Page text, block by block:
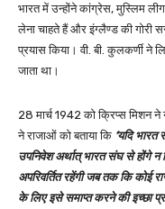
भारत में उन्होंने कांग्रेस, मुस्लिम लीग
लेना चाहते हैं और इंग्लैण्ड की गोरी
प्रयास किया। वी. बी. कुलकर्णी ने
जाता था।
28 मार्च 1942 को क्रिप्स मिशन ने
ने राजाओं को बताया कि ‘यदि
उपनिवेश अर्थात् भारत संघ से होंगे न
अपरिवर्तित रहेंगी जब तक कि कोई
के लिए इसे समाप्त करने की इच्छा